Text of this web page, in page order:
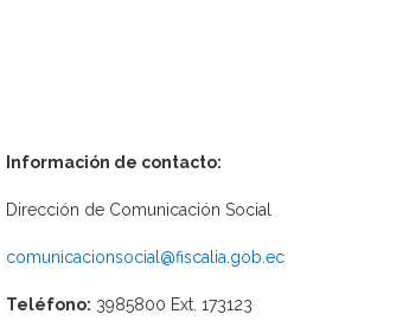
Información de contacto:
Dirección de Comunicación Social
comunicacionsocial@fiscalia.gob.ec
Teléfono: 3985800 Ext. 173123